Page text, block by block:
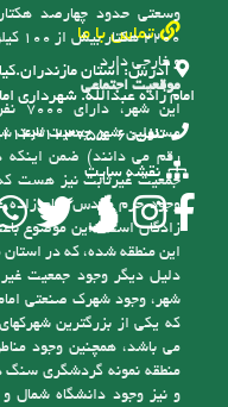
وسعتی حدود چهارصد
2200
و خارجی دارد
موقعیت اجتماعی
این
مسئولین شهر جمعیت ثابت
جمعیت غیرثابت نیز هست
وجود حرم مقدس امام زاده
زادگان است، این موضوع
این منطقه شده، که در استان
دلیل دیگر وجود جمعیت
شهر، وجود شهرک صنعتی
که یکی از بزرگترین
می باشد، همچنین وجود
منطقه نمونه گردشگری سنگ
و نیز وجود دانشگاه شمال
تماس با ما
آدرس:
امام زاده عبدالله. شهرداری
تلفن: 6-01143123755
نقشه سایت